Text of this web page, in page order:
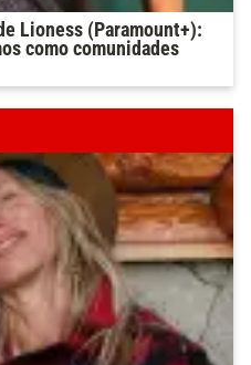
Lioness (Paramount+):
como comunidades